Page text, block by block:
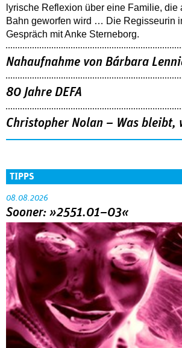
lyrische Reflexion über eine ­Familie, die
Bahn geworfen wird … Die Regisseurin
Gespräch mit Anke Sterneborg.
Nahaufnahme von Bárbara
80 Jahre DEFA
Christopher Nolan – Was bleibt,
TIPPS
08.08.2026
Sooner: »2551.01–03«